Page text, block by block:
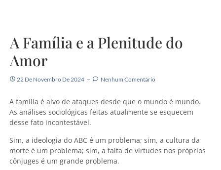
A Família e a Plenitude do
Amor
22 De Novembro De 2024 Nenhum Comentário
A família é alvo de ataques desde que o mundo é mundo.
As análises sociológicas feitas atualmente se esquecem
desse fato incontestável.
Sim, a ideologia do ABC é um problema; sim, a cultura da
morte é um problema; sim, a falta de virtudes nos próprios
cônjuges é um grande problema.